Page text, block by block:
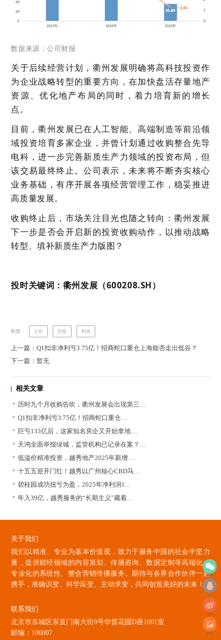
微信
qq
微博
海报
数据来源：公司财报
关于后续经营计划，衢州发展明确将高科技投资作
为企业战略转型的重要方向，在加快盘活存量地产
资源、优化地产布局的同时，着力培育新的增长
点。
目前，衢州发展已在人工智能、高端制造等前沿领
域投资培育多家企业，并曾计划通过收购整合先导
电科，进一步完善新质生产力领域的投资布局，但
该交易最终终止。公司表示，未来将不断夯实核心
业务基础，有序开展各项经营管理工作，稳妥推进
高质量发展。
收购终止后，市场关注目光也随之转向：衢州发展
下一步是否会开启新的投资收购动作，以推动战略
转型、填补新质生产力版图？
投时关键词：衢州发展（600208.SH）
标签： 公司 控股 利润
上一篇：Q1扣非净利亏3.75亿！招商蛇口重仓上海能否走出低谷？
下一篇：暂无
相关文章
历时九个月收购告吹，衢州发展会出现第三…
Q1扣非净利亏3.75亿！招商蛇口重仓…
巨亏133亿后，这家知名房企又开始拿地…
天鸿全面举报绿城，监管机构已记录在案？…
低溢价精准投资，越秀地产2025年新增…
十五五迎开门红！越秀以广州核心CBD马…
碧桂园成功扭亏为盈，2025年净利润1…
年入39亿，越秀服务的“长期主义”藏着…
关于我们
我们以精准、专业为基本价值观，致力于服务中国的社会中坚力
量，提供财经领域的内容策划、传播咨询、数据定制等高端化、
专业化的系统性、整合营销传播服务。期待与各界合作伙伴一起
携手，准确识变、科学应变、主动求变，共同创造美好的未来！
联系我们
北京市东城区东直门南大街9号华普花园D座1001室
邮编：100007